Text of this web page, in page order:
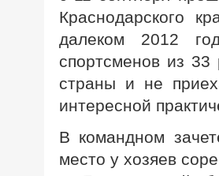
Краснодарского
далеком 2012
спортсменов из
страны и не
интересной
В командном
место у хозяев